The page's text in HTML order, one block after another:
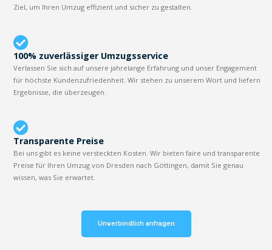
Ziel, um Ihren Umzug effizient und sicher zu gestalten.
100% zuverlässiger Umzugsservice
Verlassen Sie sich auf unsere jahrelange Erfahrung und unser Engagement
für höchste Kundenzufriedenheit. Wir stehen zu unserem Wort und liefern
Ergebnisse, die überzeugen.
Transparente Preise
Bei uns gibt es keine versteckten Kosten. Wir bieten faire und transparente
Preise für Ihren Umzug von Dresden nach Göttingen, damit Sie genau
wissen, was Sie erwartet.
Unverbindlich anfragen